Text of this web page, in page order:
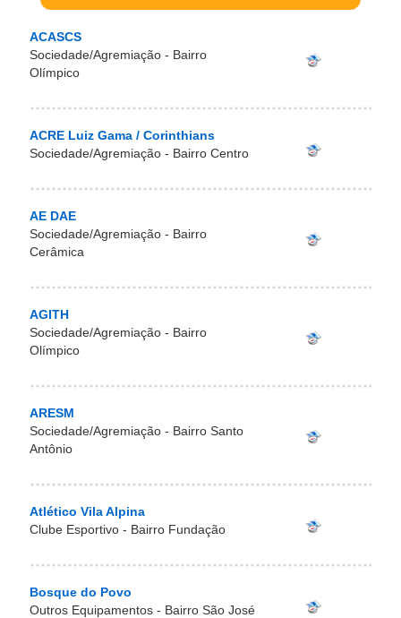
ACASCS
Sociedade/Agremiação - Bairro
Olímpico
ACRE Luiz Gama / Corinthians
Sociedade/Agremiação - Bairro Centro
AE DAE
Sociedade/Agremiação - Bairro
Cerâmica
AGITH
Sociedade/Agremiação - Bairro
Olímpico
ARESM
Sociedade/Agremiação - Bairro Santo
Antônio
Atlético Vila Alpina
Clube Esportivo - Bairro Fundação
Bosque do Povo
Outros Equipamentos - Bairro São José